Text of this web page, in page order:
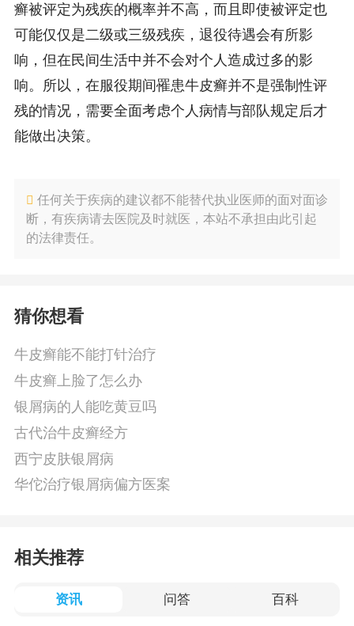
癣被评定为残疾的概率并不高，而且即使被评定也
可能仅仅是二级或三级残疾，退役待遇会有所影
响，但在民间生活中并不会对个人造成过多的影
响。所以，在服役期间罹患牛皮癣并不是强制性评
残的情况，需要全面考虑个人病情与部队规定后才
能做出决策。
任何关于疾病的建议都不能替代执业医师的面对面诊
断，有疾病请去医院及时就医，本站不承担由此引起
的法律责任。
猜你想看
牛皮癣能不能打针治疗
牛皮癣上脸了怎么办
银屑病的人能吃黄豆吗
古代治牛皮癣经方
西宁皮肤银屑病
华佗治疗银屑病偏方医案
相关推荐
资讯 问答 百科